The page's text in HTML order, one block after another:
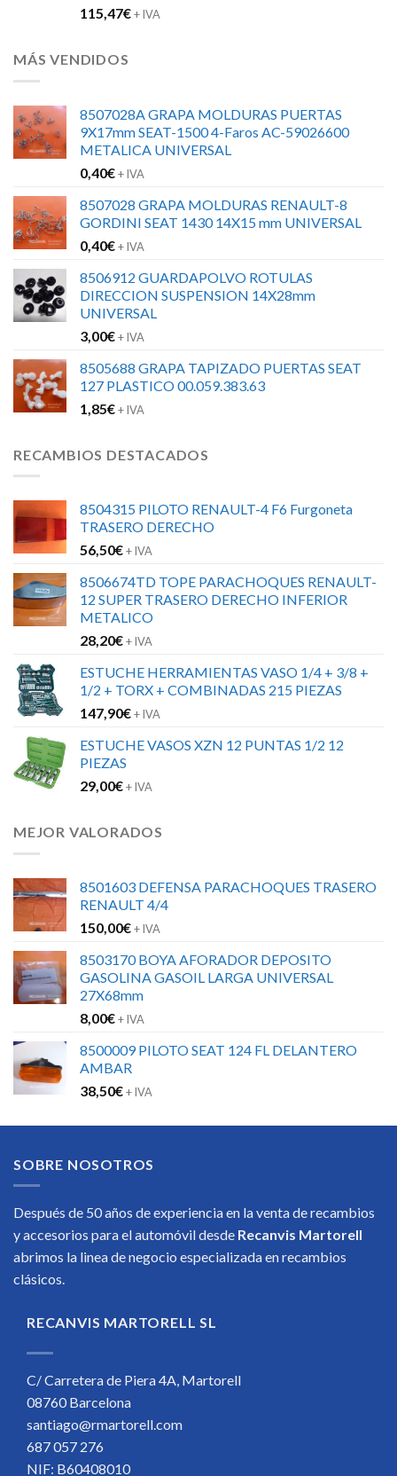
115,47€+ IVA
MÁS VENDIDOS
8507028A GRAPA MOLDURAS PUERTAS
9X17mm SEAT-1500 4-Faros AC-59026600
METALICA UNIVERSAL
0,40€+ IVA
8507028 GRAPA MOLDURAS RENAULT-8
GORDINI SEAT 1430 14X15 mm UNIVERSAL
0,40€+ IVA
8506912 GUARDAPOLVO ROTULAS
DIRECCION SUSPENSION 14X28mm
UNIVERSAL
3,00€+ IVA
8505688 GRAPA TAPIZADO PUERTAS SEAT
127 PLASTICO 00.059.383.63
1,85€+ IVA
RECAMBIOS DESTACADOS
8504315 PILOTO RENAULT-4 F6 Furgoneta
TRASERO DERECHO
56,50€+ IVA
8506674TD TOPE PARACHOQUES RENAULT-
12 SUPER TRASERO DERECHO INFERIOR
METALICO
28,20€+ IVA
ESTUCHE HERRAMIENTAS VASO 1/4 + 3/8 +
1/2 + TORX + COMBINADAS 215 PIEZAS
147,90€+ IVA
ESTUCHE VASOS XZN 12 PUNTAS 1/2 12
PIEZAS
29,00€+ IVA
MEJOR VALORADOS
8501603 DEFENSA PARACHOQUES TRASERO
RENAULT 4/4
150,00€+ IVA
8503170 BOYA AFORADOR DEPOSITO
GASOLINA GASOIL LARGA UNIVERSAL
27X68mm
8,00€+ IVA
8500009 PILOTO SEAT 124 FL DELANTERO
AMBAR
38,50€+ IVA
SOBRE NOSOTROS
Después de 50 años de experiencia en la venta de recambios
y accesorios para el automóvil desde Recanvis Martorell
abrimos la linea de negocio especializada en recambios
clásicos.
RECANVIS MARTORELL SL
C/ Carretera de Piera 4A, Martorell
08760 Barcelona
santiago@rmartorell.com
687 057 276
NIF: B60408010